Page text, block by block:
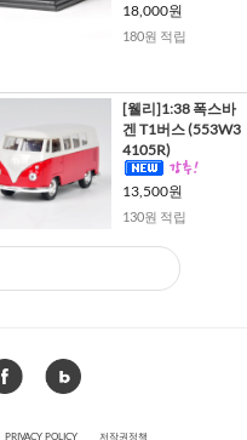
18,000원
180원 적립
[웰리]1:38 폭스바
겐 T1버스 (553W3
4105R)
13,500원
130원 적립
PRIVACY POLICY 저작권정책